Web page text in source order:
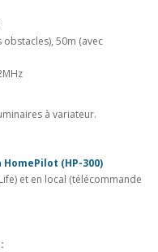
50m (avec
à variateur.
(HP-300)
et en local (télécommande